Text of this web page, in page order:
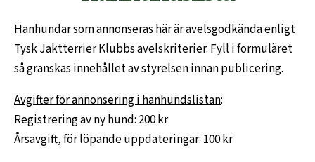
Hanhundar som annonseras här är avelsgodkända enligt
Tysk Jaktterrier Klubbs avelskriterier. Fyll i formuläret
så granskas innehållet av styrelsen innan publicering.
Avgifter för annonsering i hanhundslistan:
Registrering av ny hund: 200 kr
Årsavgift, för löpande uppdateringar: 100 kr